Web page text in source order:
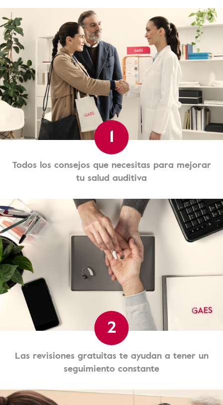
1
Todos los consejos que necesitas para mejorar
tu salud auditiva
2
Las revisiones gratuitas te ayudan a tener un
seguimiento constante